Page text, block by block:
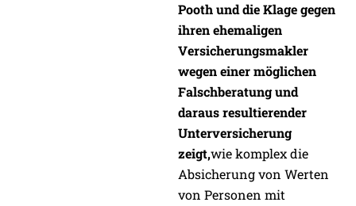
Pooth und die Klage gegen
ihren ehemaligen
Versicherungsmakler
wegen einer möglichen
Falschberatung und
daraus resultierender
Unterversicherung
zeigt,wie komplex die
Absicherung von Werten
von Personen mit